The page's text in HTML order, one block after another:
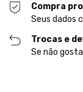
Compra
Seus dados
Trocas e
Se não